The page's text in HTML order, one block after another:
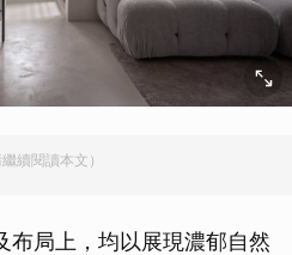
續閱讀本文）
布局上，均以展現濃郁自然